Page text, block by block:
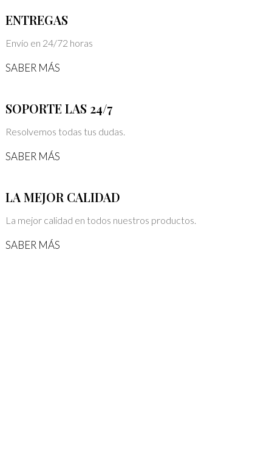
ENTREGAS
Envío en 24/72 horas
SABER MÁS
SOPORTE LAS 24/7
Resolvemos todas tus dudas.
SABER MÁS
LA MEJOR CALIDAD
La mejor calidad en todos nuestros productos.
SABER MÁS